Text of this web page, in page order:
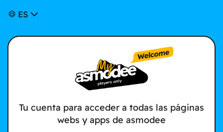
ES
Tu cuenta para acceder a todas las páginas
webs y apps de asmodee